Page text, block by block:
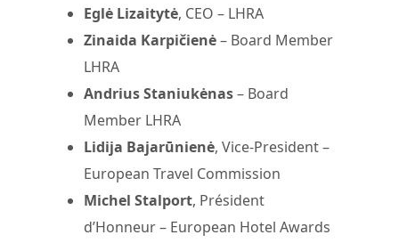
Eglė Lizaitytė, CEO – LHRA
Zinaida Karpičienė– Board Member
LHRA
Andrius Staniukėnas– Board
Member LHRA
Lidija Bajarūnienė, Vice-President –
European Travel Commission
Michel Stalport, Président
d’Honneur – European Hotel Awards